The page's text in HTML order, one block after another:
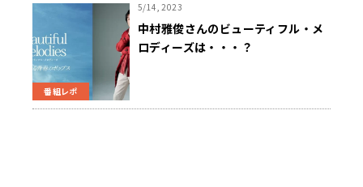
番組レポ
5/14, 2023
中村雅俊さんのビューティフル・メ
ロディーズは・・・？